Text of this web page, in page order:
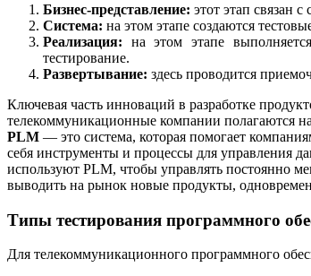
Бизнес-представление: этот этап связан
Система: на этом этапе создаются
Реализация: на этом этапе
тестирование.
Развертывание: здесь проводится
Ключевая часть инноваций в разработке
телекоммуникационные компании полагаются на
PLM — это система, которая помогает
себя инструменты и процессы для управления
используют PLM, чтобы управлять постоянно
выводить на рынок новые продукты,
Типы тестирования программного
Для телекоммуникационного программного